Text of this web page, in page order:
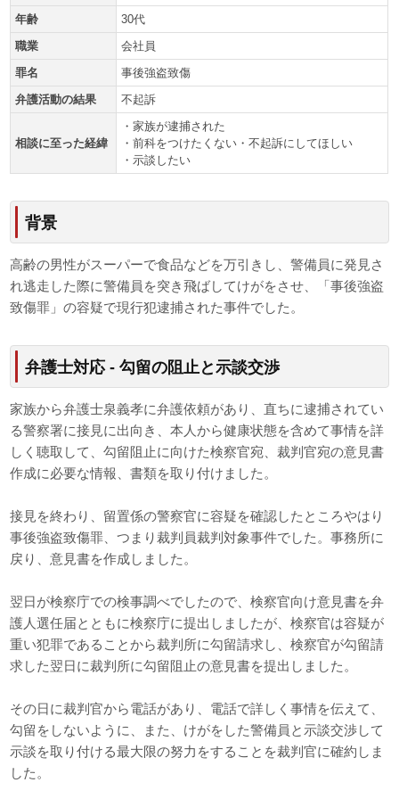
年齢
30代
職業
会社員
罪名
事後強盗致傷
弁護活動の結果
不起訴
相談に至った経緯
・家族が逮捕された
・前科をつけたくない・不起訴にしてほしい
・示談したい
背景
高齢の男性がスーパーで食品などを万引きし、警備員に発見さ
れ逃走した際に警備員を突き飛ばしてけがをさせ、「事後強盗
致傷罪」の容疑で現行犯逮捕された事件でした。
弁護士対応 - 勾留の阻止と示談交渉
家族から弁護士泉義孝に弁護依頼があり、直ちに逮捕されてい
る警察署に接見に出向き、本人から健康状態を含めて事情を詳
しく聴取して、勾留阻止に向けた検察官宛、裁判官宛の意見書
作成に必要な情報、書類を取り付けました。
接見を終わり、留置係の警察官に容疑を確認したところやはり
事後強盗致傷罪、つまり裁判員裁判対象事件でした。事務所に
戻り、意見書を作成しました。
翌日が検察庁での検事調べでしたので、検察官向け意見書を弁
護人選任届とともに検察庁に提出しましたが、検察官は容疑が
重い犯罪であることから裁判所に勾留請求し、検察官が勾留請
求した翌日に裁判所に勾留阻止の意見書を提出しました。
その日に裁判官から電話があり、電話で詳しく事情を伝えて、
勾留をしないように、また、けがをした警備員と示談交渉して
示談を取り付ける最大限の努力をすることを裁判官に確約しま
した。